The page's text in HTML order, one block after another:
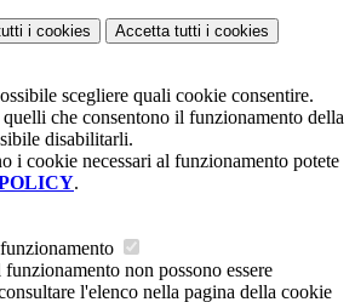
i cookies Accetta tutti i cookies
scegliere quali cookie consentire.
che consentono il funzionamento della
disabilitarli.
i cookie necessari al funzionamento potete
.
non possono essere
l'elenco nella pagina della cookie